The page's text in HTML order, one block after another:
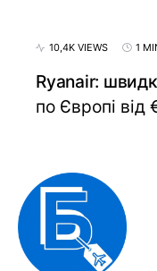
10,4K VIEWS 1
Ryanair:
по Європі від